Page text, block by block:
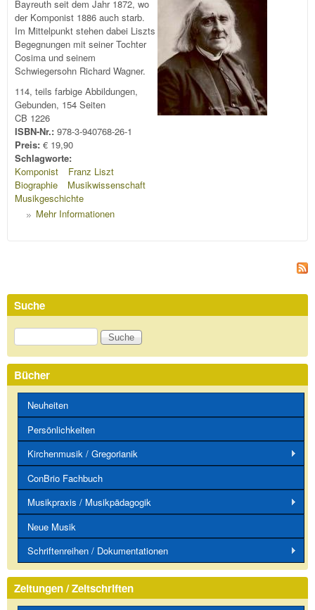
Bayreuth seit dem Jahr 1872, wo
der Komponist 1886 auch starb.
Im Mittelpunkt stehen dabei Liszts
Begegnungen mit seiner Tochter
Cosima und seinem
Schwiegersohn Richard Wagner.
114, teils farbige Abbildungen,
Gebunden, 154 Seiten
CB 1226
ISBN-Nr.: 978-3-940768-26-1
Preis: € 19,90
Schlagworte:
Komponist
Franz Liszt
Biographie
Musikwissenschaft
Musikgeschichte
Mehr Informationen
Suche
Suche
Bücher
Neuheiten
Persönlichkeiten
Kirchenmusik / Gregorianik
ConBrio Fachbuch
Musikpraxis / Musikpädagogik
Neue Musik
Schriftenreihen / Dokumentationen
Zeitungen / Zeitschriften